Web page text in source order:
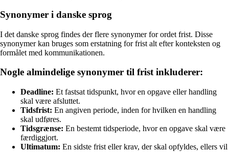
Synonymer i danske sprog
I det danske sprog findes der flere synonymer for ordet frist. Disse
synonymer kan bruges som erstatning for frist alt efter konteksten og
formålet med kommunikationen.
Nogle almindelige synonymer til frist inkluderer:
Deadline: Et fastsat tidspunkt, hvor en opgave eller handling
skal være afsluttet.
Tidsfrist: En angiven periode, inden for hvilken en handling
skal udføres.
Tidsgrænse: En bestemt tidsperiode, hvor en opgave skal være
færdiggjort.
Ultimatum: En sidste frist eller krav, der skal opfyldes, ellers vil